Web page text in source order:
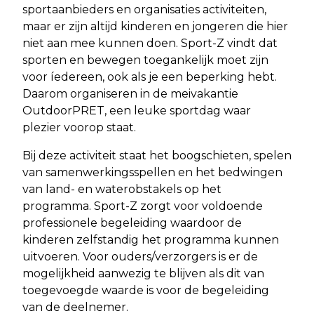
sportaanbieders en organisaties activiteiten,
maar er zijn altijd kinderen en jongeren die hier
niet aan mee kunnen doen. Sport-Z vindt dat
sporten en bewegen toegankelijk moet zijn
voor íedereen, ook als je een beperking hebt.
Daarom organiseren in de meivakantie
OutdoorPRET, een leuke sportdag waar
plezier voorop staat.
Bij deze activiteit staat het boogschieten, spelen
van samenwerkingsspellen en het bedwingen
van land- en waterobstakels op het
programma. Sport-Z zorgt voor voldoende
professionele begeleiding waardoor de
kinderen zelfstandig het programma kunnen
uitvoeren. Voor ouders/verzorgers is er de
mogelijkheid aanwezig te blijven als dit van
toegevoegde waarde is voor de begeleiding
van de deelnemer.